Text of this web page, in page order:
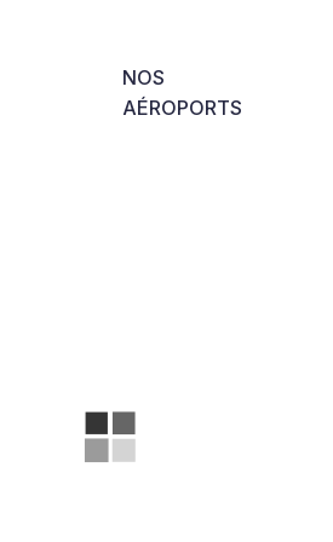
NOS
AÉROPORTS